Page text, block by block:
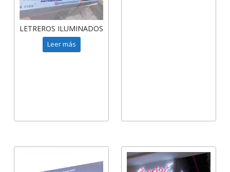
LETREROS ILUMINADOS
Leer más